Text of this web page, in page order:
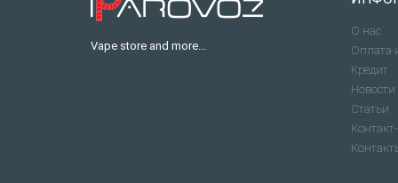
Vape store and more...
О нас
Оплата
Кредит
Новости
Статьи